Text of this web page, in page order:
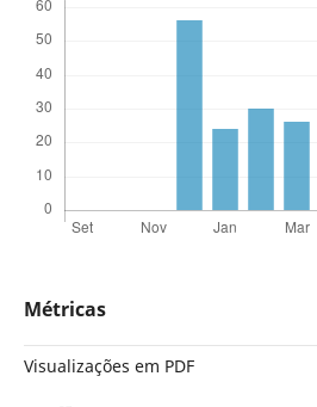
Métricas
Visualizações em PDF